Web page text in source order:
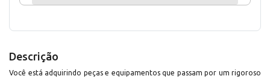
Descrição
Você está adquirindo peças e equipamentos que passam por um rigoroso